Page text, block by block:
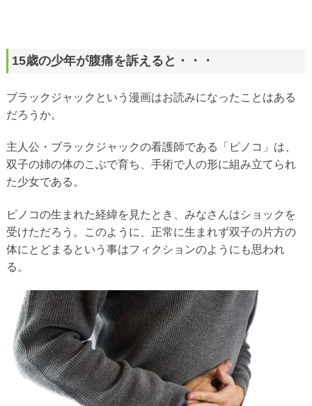
15歳の少年が腹痛を訴えると・・・
ブラックジャックという漫画はお読みになったことはある
だろうか。
主人公・ブラックジャックの看護師である「ピノコ」は、
双子の姉の体のこぶで育ち、手術で人の形に組み立てられ
た少女である。
ピノコの生まれた経緯を見たとき、みなさんはショックを
受けただろう。このように、正常に生まれず双子の片方の
体にとどまるという事はフィクションのようにも思われ
る。